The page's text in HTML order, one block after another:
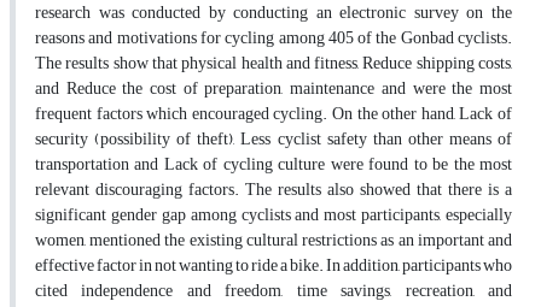
research was conducted by conducting an electronic survey on the
reasons and motivations for cycling among 405 of the Gonbad cyclists.
The results show that physical health and fitness, Reduce shipping costs,
and Reduce the cost of preparation, maintenance and were the most
frequent factors which encouraged cycling. On the other hand, Lack of
security (possibility of theft), Less cyclist safety than other means of
transportation and Lack of cycling culture were found to be the most
relevant discouraging factors. The results also showed that there is a
significant gender gap among cyclists and most participants, especially
women, mentioned the existing cultural restrictions as an important and
effective factor in not wanting to ride a bike. In addition, participants who
cited independence and freedom, time savings, recreation, and